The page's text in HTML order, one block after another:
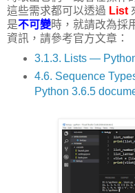
這些需求都可以透過 List
是不可變時，就請改為採
資訊，請參考官方文章：
3.1.3. Lists —
4.6. Sequence
Python 3.6.5